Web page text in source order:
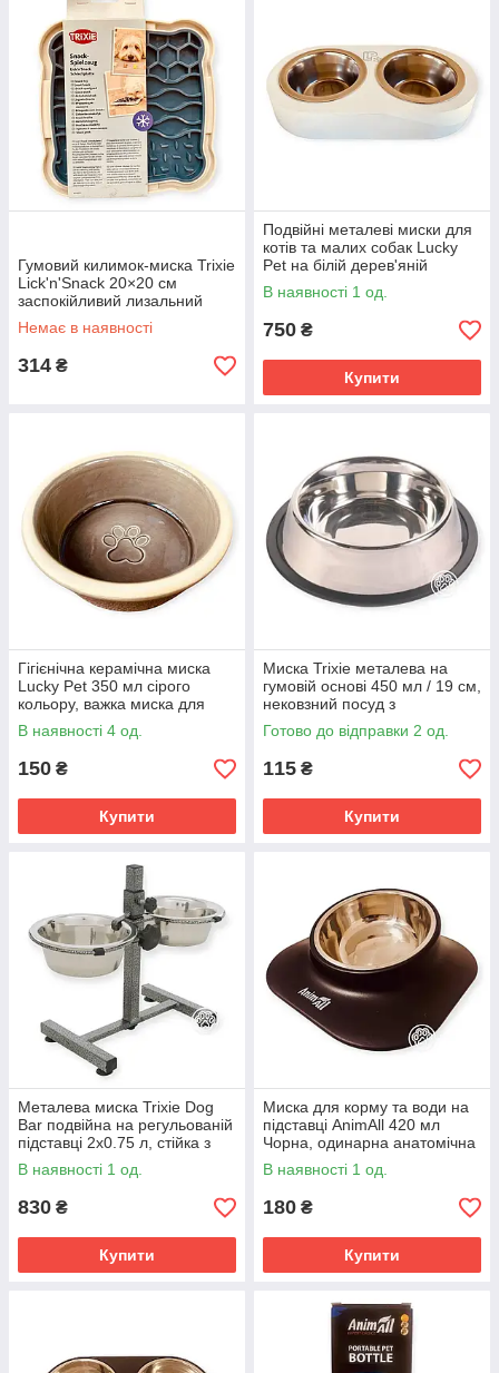
Гумовий килимок-миска Trixie
Lick'n'Snack 20×20 см
заспокійливий лизальний
килимок для повільного
годування собак
Немає в наявності
314 ₴
Подвійні металеві миски для
котів та малих собак Lucky
Pet на білій дерев'яній
підставці 2х0,24 л 11,5
см набір для годування
В наявності 1 од.
750 ₴
Купити
Гігієнічна керамічна миска
Lucky Pet 350 мл сірого
кольору, важка миска для
котів та дрібних собак усіх
порід, яка не ковзає
В наявності 4 од.
150 ₴
Купити
Миска Trixie металева на
гумовій основі 450 мл / 19 см,
нековзний посуд з
нержавіючої сталі для собак
Готово до відправки 2 од.
115 ₴
Купити
Металева миска Trixie Dog
Bar подвійна на регульованій
підставці 2х0.75 л, стійка з
ефектом кованого заліза
В наявності 1 од.
830 ₴
Купити
Миска для корму та води на
підставці AnimAll 420 мл
Чорна, одинарна анатомічна
годівниця з нахилом 15° для
котів та собак
В наявності 1 од.
180 ₴
Купити